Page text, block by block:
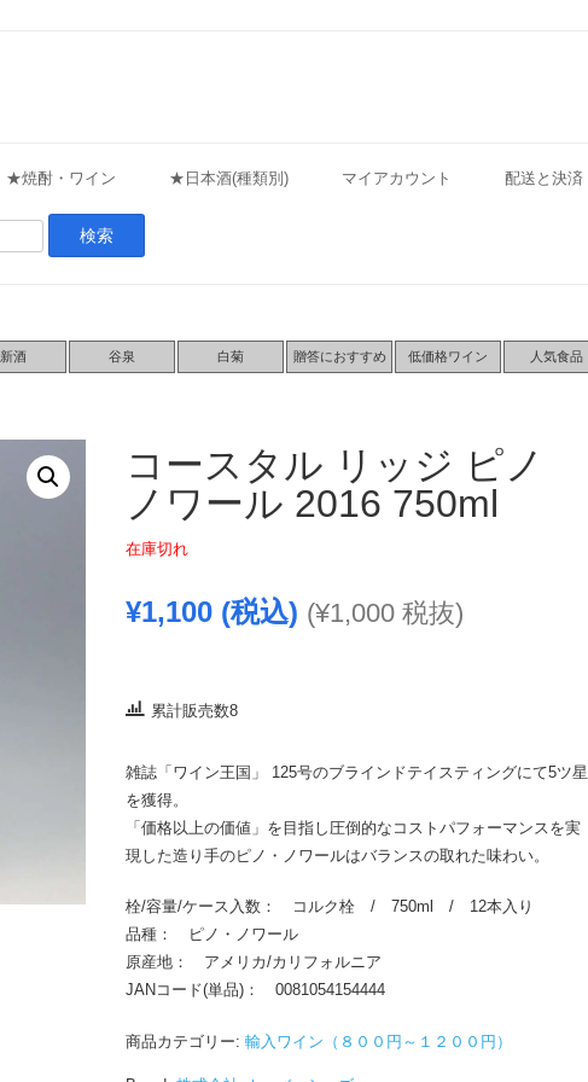
★焼酎・ワイン ★日本酒(種類別) マイアカウント 配送と決済
新酒 谷泉 白菊 贈答におすすめ 低価格ワイン 人気食品
コースタル リッジ ピノ
ノワール 2016 750ml
在庫切れ
¥1,100(税込) (¥1,000税抜)
累計販売数8
雑誌「ワイン王国」 125号のブラインドテイスティングにて5ツ星
を獲得。
「価格以上の価値」を目指し圧倒的なコストパフォーマンスを実
現した造り手のピノ・ノワールはバランスの取れた味わい。
栓/容量/ケース入数： コルク栓 / 750ml / 12本入り
品種： ピノ・ノワール
原産地： アメリカ/カリフォルニア
JANコード(単品)： 0081054154444
商品カテゴリー: 輸入ワイン（８００円～１２００円）